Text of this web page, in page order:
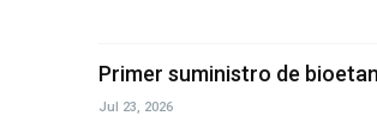
Primer suministro de
Jul 23, 2026